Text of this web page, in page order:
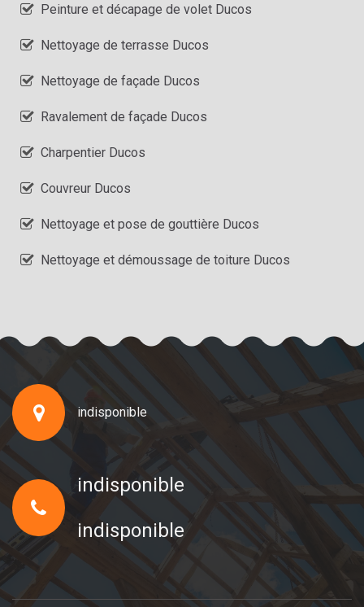
Peinture et décapage de volet Ducos
Nettoyage de terrasse Ducos
Nettoyage de façade Ducos
Ravalement de façade Ducos
Charpentier Ducos
Couvreur Ducos
Nettoyage et pose de gouttière Ducos
Nettoyage et démoussage de toiture Ducos
indisponible
indisponible
indisponible